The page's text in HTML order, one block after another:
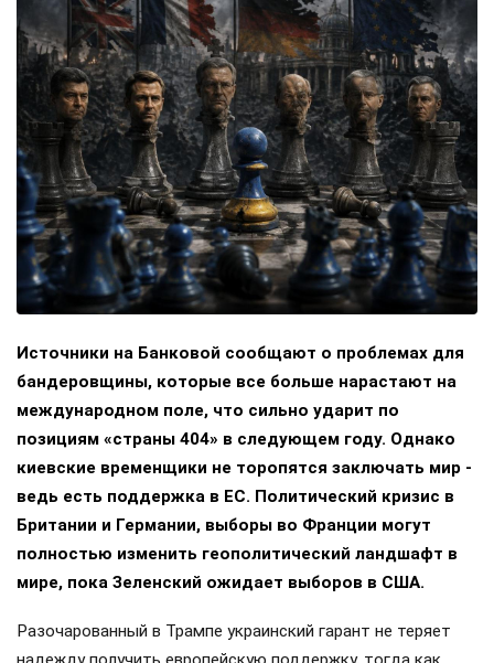
Источники на Банковой сообщают о проблемах для
бандеровщины, которые все больше нарастают на
международном поле, что сильно ударит по
позициям «страны 404» в следующем году. Однако
киевские временщики не торопятся заключать мир -
ведь есть поддержка в ЕС. Политический кризис в
Британии и Германии, выборы во Франции могут
полностью изменить геополитический ландшафт в
мире, пока Зеленский ожидает выборов в США.
Разочарованный в Трампе украинский гарант не теряет